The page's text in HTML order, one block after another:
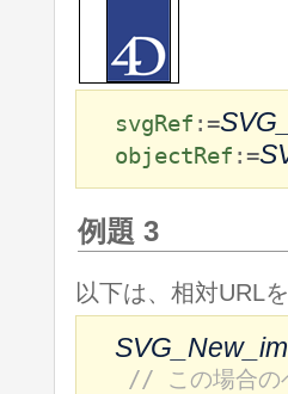
svgRef :=
objectRef :=
例題 3
以下は、相対URL
// この場合の